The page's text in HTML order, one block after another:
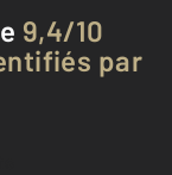
9,4/10
par